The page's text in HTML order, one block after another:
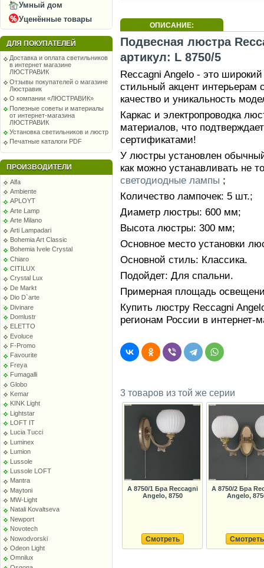
Умный дом
Уценённые товары
ДЛЯ ПОКУПАТЕЛЕЙ
Доставка и оплата светильников
в интернет магазине
ЛЮСТРАВИК
Отзывы покупателей о магазине
Люстравик
О компании «ЛЮСТРАВИК»
Полезные советы и материалы
от интернет-магазина
ЛЮСТРАВИК
Установка светильников и люстр
Печатные каталоги PDF
ПРОИЗВОДИТЕЛИ
Alfa
Ambiente
APLOYT
Arte Lamp
Arte Milano
Arti Lampadari
Bohemia Art Classic
Bohemia Ivele Crystal
Chiaro
CITILUX
Crystal Lux
De Markt
Dio D`arte
Divinare
Domlustr
ELETTO
Evoluce
F-Promo
Favourite
Freya
Fumagalli
Globo
Kemar
KINK Light
Lightstar
LOFT IT
Lucia Tucci
Luminex
Lumion
Lussole
Lussole LOFT
Mantra
Maytoni
MW-Light
Natali Kovaltseva
Newport
Novotech
Nowodvorski
Odeon Light
Omnilux
ОПИСАНИЕ:
Подвесная люстра
артикул: L 8750/5
Reccagni Angelo - это
стильный акцент
качество и уникальность
Каркас и электропроводка
материалов, что
сертификатами!
У люстры установлен
как можно устанавливать не
светодиодные лампы ;
Количество лампочек: 5 шт.;
Диаметр люстры: 600 мм;
Высота люстры: 300 мм;
Основное место установки
Основной стиль: Классика.
Подойдет: Для спальни.
Примерная площадь
Купить люстру Reccagni
регионам России в интернет-
3 товаров из той же серии
A 8750/1 Бра Reccagni
Angelo, 8750
Смотреть
A 8750/2 Бра
Angelo,
Смотреть